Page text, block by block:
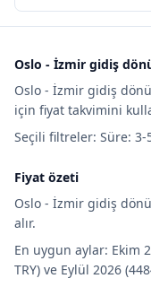
Oslo - İzmir gidiş
Oslo - İzmir gidiş
için fiyat takvimini
Seçili filtreler: Süre: 3-
Fiyat özeti
Oslo - İzmir gidiş
alır.
En uygun aylar: Ekim
TRY) ve Eylül 2026